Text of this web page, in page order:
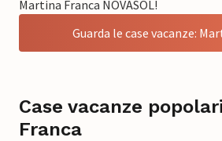
Martina Franca NOVASOL!
Guarda le case vacanze:
Case vacanze
Franca